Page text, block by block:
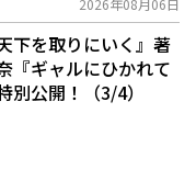
2026年08月06日
下を取りにいく』著
ギャルにひかれて
公開！（3/4）